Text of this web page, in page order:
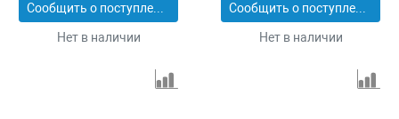
Сообщить о поступлении
Нет в наличии
Сообщить о поступлении
Нет в наличии